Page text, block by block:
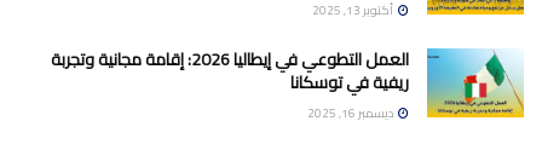
أكتوبر 13, 2025
العمل التطوعي في إيطاليا 2026: إقامة مجانية وتجربة
ريفية في توسكانا
ديسمبر 16, 2025